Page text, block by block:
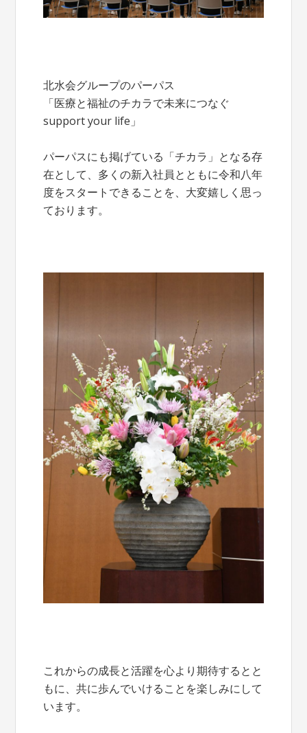
北水会グループのパーパス
「医療と福祉のチカラで未来につなぐ
support your life」
パーパスにも掲げている「チカラ」となる存
在として、多くの新入社員とともに令和八年
度をスタートできることを、大変嬉しく思っ
ております。
これからの成長と活躍を心より期待するとと
もに、共に歩んでいけることを楽しみにして
います。